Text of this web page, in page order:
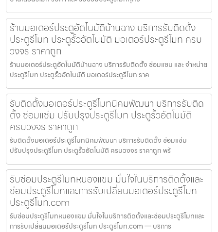
ร้านมอเตอร์ประตูอัตโนมัติบ้านฉาง บริการรับติดตั้ง
ประตูรีโมท ประตูรั้วอัตโนมัติ มอเตอร์ประตูรีโมท ครบ
วงจร ราคาถูก
ร้านมอเตอร์ประตูอัตโนมัติบ้านฉาง บริการรับติดตั้ง ซ่อมแซม และ จำหน่าย
ประตูรีโมท ประตูรั้วอัตโนมัติ มอเตอร์ประตูรีโมท ราค
รับติดตั้งมอเตอร์ประตูรีโมทนิคมพัฒนา บริการรับติด
ตั้ง ซ่อมแซ่ม ปรับปรุงประตูรีโมท ประตูรั้วอัตโนมัติ
ครบวงจร ราคาถูก
รับติดตั้งมอเตอร์ประตูรีโมทนิคมพัฒนา บริการรับติดตั้ง ซ่อมแซ่ม
ปรับปรุงประตูรีโมท ประตูรั้วอัตโนมัติ ครบวงจร ราคาถูก พร้
รับซ่อมประตูรีโมทหนองแขม มั่นใจในบริการติดตั้งและ
ซ่อมประตูรีโมทและการรับเปลี่ยนมอเตอร์ประตูรีโมท
ประตูรีโมท.com
รับซ่อมประตูรีโมทหนองแขม มั่นใจในบริการติดตั้งและซ่อมประตูรีโมทและ
การรับเปลี่ยนมอเตอร์ประตูรีโมท ประตูรีโมท.com — บริการ